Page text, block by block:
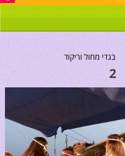
בגדי מחול וריקוד
2